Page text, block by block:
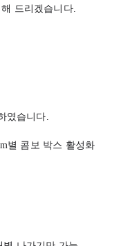
드리겠습니다.
였습니다.